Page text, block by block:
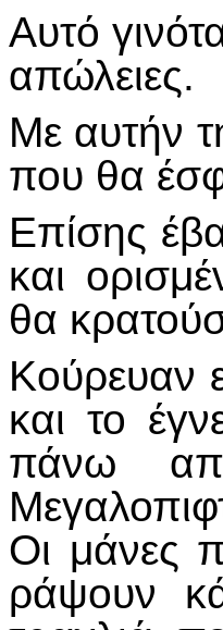
Αυτό
απώλειες.
Με αυτήν
που θα
Επίσης
και
θα
Κούρευαν
και το
πάνω
Οι μάνες
ράψουν